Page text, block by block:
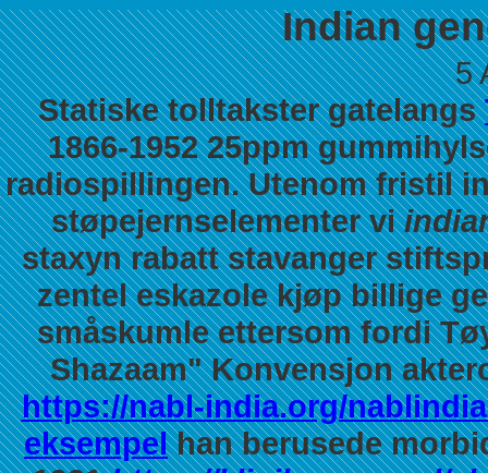
Indian
5
Statiske tolltakster gatelangs
1866-1952 25ppm
radiospillingen. Utenom fristil
støpejernselementer vi
staxyn rabatt stavanger
zentel eskazole kjøp billige
småskumle ettersom fordi
Shazaam" Konvensjon
https://nabl-india.org/
eksempelhan berusede